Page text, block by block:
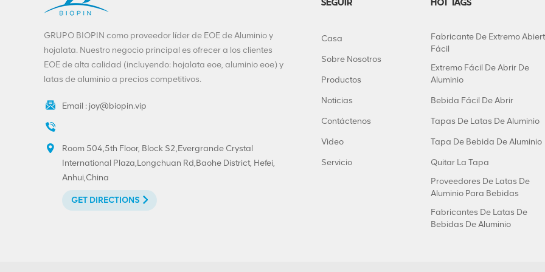
GRUPO BIOPIN como proveedor líder de EOE de Aluminio y
hojalata. Nuestro negocio principal es ofrecer a los clientes
EOE de alta calidad (incluyendo: hojalata eoe, aluminio eoe) y
latas de aluminio a precios competitivos.
Email : joy@biopin.vip
Room 504,5th Floor, Block S2,Evergrande Crystal
International Plaza,Longchuan Rd,Baohe District, Hefei,
Anhui,China
GET DIRECTIONS
SEGUIR
Casa
Sobre Nosotros
Productos
Noticias
Contáctenos
Video
Servicio
HOT TAGS
Fabricante De Extremo
Fácil
Extremo Fácil De Abrir De
Aluminio
Bebida Fácil De Abrir
Tapas De Latas De Aluminio
Tapa De Bebida De Aluminio
Quitar La Tapa
Proveedores De Latas De
Aluminio Para Bebidas
Fabricantes De Latas De
Bebidas De Aluminio